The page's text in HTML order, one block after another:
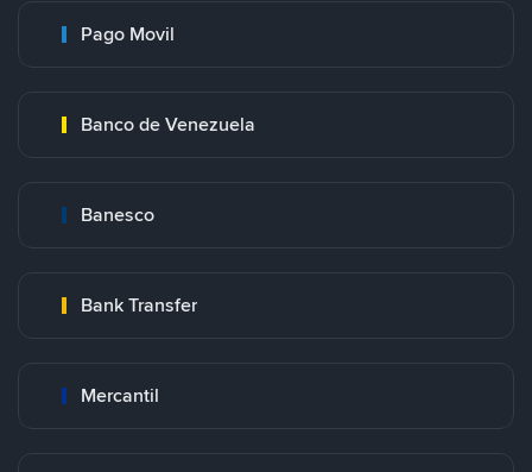
Pago Movil
Banco de Venezuela
Banesco
Bank Transfer
Mercantil